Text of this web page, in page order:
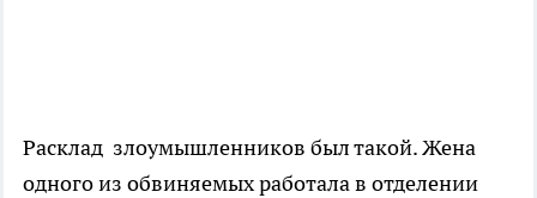
Расклад злоумышленников был такой. Жена
одного из обвиняемых работала в отделении